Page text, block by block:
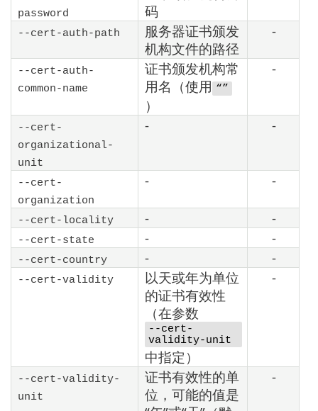
password
码
--cert-auth-path
服务器证书颁发
机构文件的路径
-
--cert-auth-
common-name
证书颁发机构常
用名（使用 “”
）
-
--cert-
organizational-
unit
- -
--cert-
organization
- -
--cert-locality - -
--cert-state - -
--cert-country - -
--cert-validity
以天或年为单位
的证书有效性
（在参数
--cert-
validity-unit
中指定）
-
--cert-validity-
unit
证书有效性的单
位，可能的值是
-